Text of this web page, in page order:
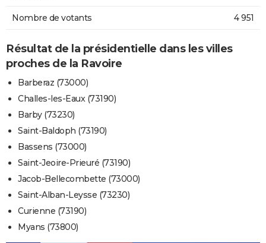
Nombre de votants 4 951
Résultat de la présidentielle dans les villes
proches de la Ravoire
Barberaz (73000)
Challes-les-Eaux (73190)
Barby (73230)
Saint-Baldoph (73190)
Bassens (73000)
Saint-Jeoire-Prieuré (73190)
Jacob-Bellecombette (73000)
Saint-Alban-Leysse (73230)
Curienne (73190)
Myans (73800)